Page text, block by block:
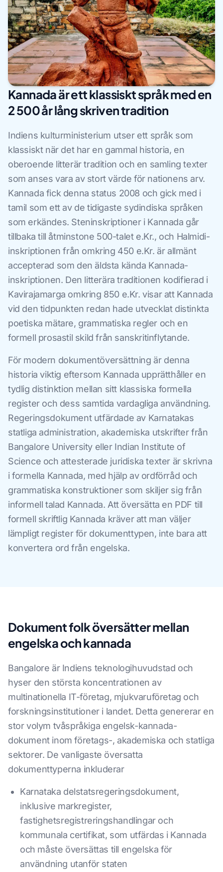
Kannada är ett klassiskt språk med en
2 500 år lång skriven tradition
Indiens kulturministerium utser ett språk som
klassiskt när det har en gammal historia, en
oberoende litterär tradition och en samling texter
som anses vara av stort värde för nationens arv.
Kannada fick denna status 2008 och gick med i
tamil som ett av de tidigaste sydindiska språken
som erkändes. Steninskriptioner i Kannada går
tillbaka till åtminstone 500-talet e.Kr., och Halmidi-
inskriptionen från omkring 450 e.Kr. är allmänt
accepterad som den äldsta kända Kannada-
inskriptionen. Den litterära traditionen kodifierad i
Kavirajamarga omkring 850 e.Kr. visar att Kannada
vid den tidpunkten redan hade utvecklat distinkta
poetiska mätare, grammatiska regler och en
formell prosastil skild från sanskritinflytande.
För modern dokumentöversättning är denna
historia viktig eftersom Kannada upprätthåller en
tydlig distinktion mellan sitt klassiska formella
register och dess samtida vardagliga användning.
Regeringsdokument utfärdade av Karnatakas
statliga administration, akademiska utskrifter från
Bangalore University eller Indian Institute of
Science och attesterade juridiska texter är skrivna
i formella Kannada, med hjälp av ordförråd och
grammatiska konstruktioner som skiljer sig från
informell talad Kannada. Att översätta en PDF till
formell skriftlig Kannada kräver att man väljer
lämpligt register för dokumenttypen, inte bara att
konvertera ord från engelska.
Dokument folk översätter mellan
engelska och kannada
Bangalore är Indiens teknologihuvudstad och
hyser den största koncentrationen av
multinationella IT-företag, mjukvaruföretag och
forskningsinstitutioner i landet. Detta genererar en
stor volym tvåspråkiga engelsk-kannada-
dokument inom företags-, akademiska och statliga
sektorer. De vanligaste översatta
dokumenttyperna inkluderar
Karnataka delstatsregeringsdokument,
inklusive markregister,
fastighetsregistreringshandlingar och
kommunala certifikat, som utfärdas i Kannada
och måste översättas till engelska för
användning utanför staten